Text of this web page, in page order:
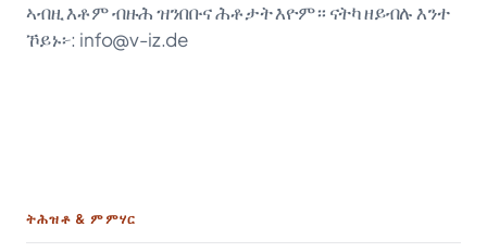
ኣብዚ እቶም ብዙሕ ዝንበቡና ሕቶታት እዮም። ናትካ ዘይብሉ እንተ
ኾይኑ፦: info@v-iz.de
ትሕዝቶ & ምምሃር